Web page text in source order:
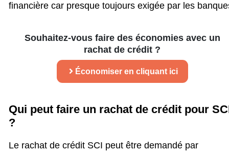
financière car presque toujours exigée par les
Souhaitez-vous faire des économies avec un
rachat de crédit ?
Économiser en cliquant ici
Qui peut faire un rachat de crédit pour
?
Le rachat de crédit SCI peut être demandé par